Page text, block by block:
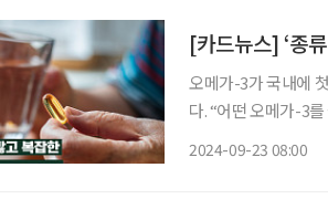
[카드뉴스] ‘종
오메가-3가 국내에
다. “어떤 오메가-3를 골라야 하는 것인가?” 전문가들이 꼽는 좋은 오메가-3를 선택하는 방법
2024-09-23 08:00